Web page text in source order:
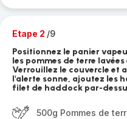
Etape 2 /9
Positionnez le panier
les pommes de terre
Verrouillez le couvercle et
l'alerte sonne, ajoutez les
filet de haddock par-
500g Pommes de